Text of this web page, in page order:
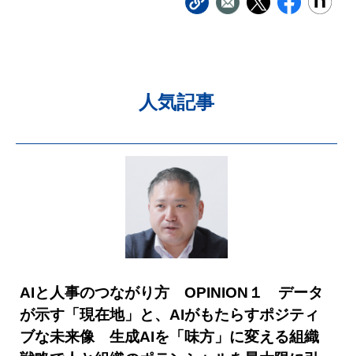
人気記事
AIと人事のつながり方 OPINION１ データ
が示す「現在地」と、AIがもたらすポジティ
ブな未来像 生成AIを「味方」に変える組織